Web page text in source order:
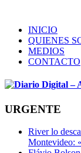
INICIO
QUIENES
MEDIOS
CONTACTO
URGENTE
River lo
Montevideo: